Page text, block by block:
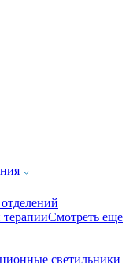
Смотреть еще
светильники